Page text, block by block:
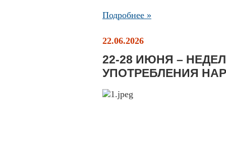
Подробнее »
22.06.2026
22-28 ИЮНЯ –
УПОТРЕБЛЕНИЯ